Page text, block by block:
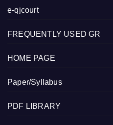
e-qjcourt
FREQUENTLY USED GR
HOME PAGE
Paper/Syllabus
PDF LIBRARY